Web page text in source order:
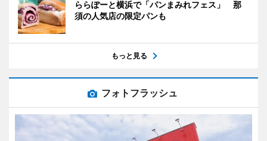
ららぽーと横浜で「パンまみれフェス」 那
須の人気店の限定パンも
もっと見る
フォトフラッシュ